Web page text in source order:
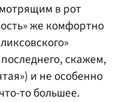
в рот
же комфортно
скажем,
и не особенно
то большее.